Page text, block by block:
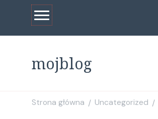
mojblog
Strona główna / Uncategorized /